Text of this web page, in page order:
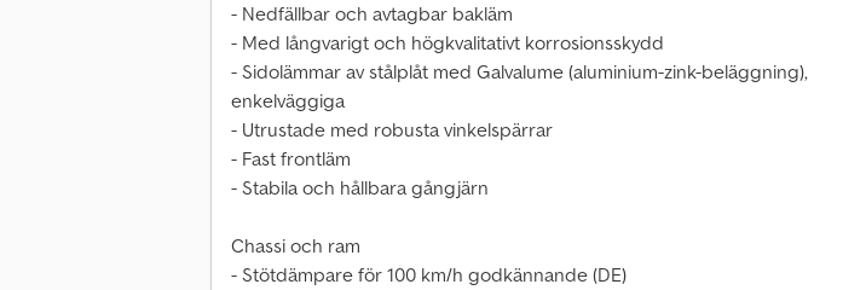
- Nedfällbar och avtagbar bakläm
- Med långvarigt och högkvalitativt korrosionsskydd
- Sidolämmar av stålplåt med Galvalume (aluminium-zink-beläggning),
enkelväggiga
- Utrustade med robusta vinkelspärrar
- Fast frontläm
- Stabila och hållbara gångjärn
Chassi och ram
- Stötdämpare för 100 km/h godkännande (DE)